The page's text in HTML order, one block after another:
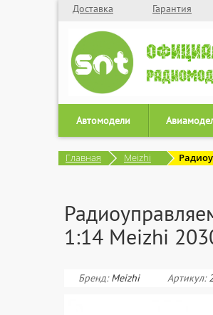
Доставка Гарантия
Автомодели
Главная Meizhi
1:14 Meizhi
Бренд:Meizhi Артикул: